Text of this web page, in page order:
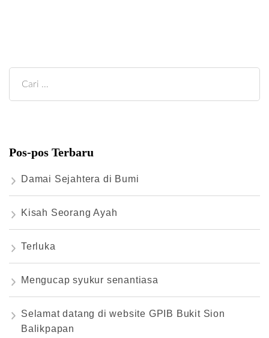
Cari
untuk:
Pos-pos Terbaru
Damai Sejahtera di Bumi
Kisah Seorang Ayah
Terluka
Mengucap syukur senantiasa
Selamat datang di website GPIB Bukit Sion
Balikpapan